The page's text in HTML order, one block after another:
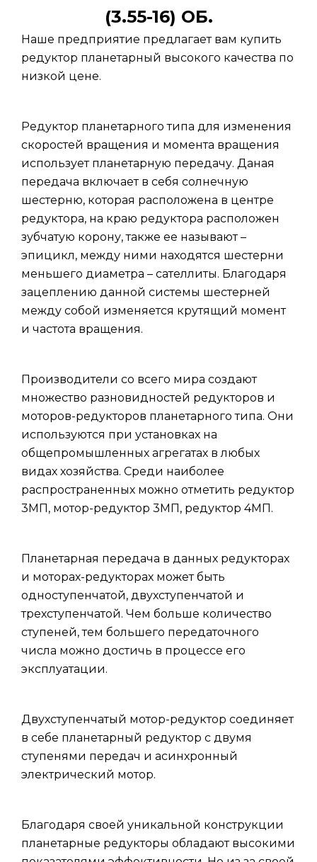
(3.55-16) ОБ.
Наше предприятие предлагает вам купить
редуктор планетарный высокого качества по
низкой цене.
Редуктор планетарного типа для изменения
скоростей вращения и момента вращения
использует планетарную передачу. Даная
передача включает в себя солнечную
шестерню, которая расположена в центре
редуктора, на краю редуктора расположен
зубчатую корону, также ее называют –
эпицикл, между ними находятся шестерни
меньшего диаметра – сателлиты. Благодаря
зацеплению данной системы шестерней
между собой изменяется крутящий момент
и частота вращения.
Производители со всего мира создают
множество разновидностей редукторов и
моторов-редукторов планетарного типа. Они
используются при установках на
общепромышленных агрегатах в любых
видах хозяйства. Среди наиболее
распространенных можно отметить редуктор
3МП, мотор-редуктор 3МП, редуктор 4МП.
Планетарная передача в данных редукторах
и моторах-редукторах может быть
одноступенчатой, двухступенчатой и
трехступенчатой. Чем больше количество
ступеней, тем большего передаточного
числа можно достичь в процессе его
эксплуатации.
Двухступенчатый мотор-редуктор соединяет
в себе планетарный редуктор с двумя
ступенями передач и асинхронный
электрический мотор.
Благодаря своей уникальной конструкции
планетарные редукторы обладают высокими